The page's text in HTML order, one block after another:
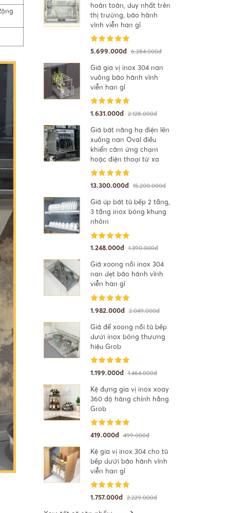
hoàn toàn, duy nhất trên
thị trường, bảo hành
vĩnh viễn han gỉ
5.699.000đ 6.284.000đ
Giá gia vị inox 304 nan
vuông bảo hành vĩnh
viễn han gỉ
1.631.000đ 2.128.000đ
Giá bát nâng hạ điện lên
xuống nan Oval điều
khiển cảm ứng chạm
hoặc điện thoại từ xa
13.300.000đ 15.200.000đ
Giá úp bát tủ bếp 2 tầng,
3 tầng inox bóng khung
nhôm
1.248.000đ 1.390.000đ
Giá xoong nồi inox 304
nan dẹt bảo hành vĩnh
viễn han gỉ
1.982.000đ 2.049.000đ
Giá để xoong nồi tủ bếp
dưới inox bóng thương
hiệu Grob
1.199.000đ 1.464.000đ
Kệ đựng gia vị inox xoay
360 độ hàng chính hãng
Grob
419.000đ 499.000đ
Kệ gia vị inox 304 cho tủ
bếp dưới bảo hành vĩnh
viễn han gỉ
1.757.000đ 2.229.000đ